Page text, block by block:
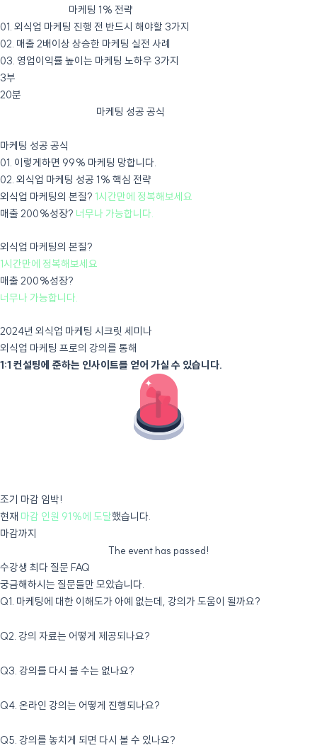
마케팅 1% 전략
01. 외식업 마케팅 진행 전 반드시 해야할 3가지
02. 매출 2배이상 상승한 마케팅 실전 사례
03. 영업이익률 높이는 마케팅 노하우 3가지
3부
20분
마케팅 성공 공식
마케팅 성공 공식
01. 이렇게하면 99% 마케팅 망합니다.
02. 외식업 마케팅 성공 1% 핵심 전략
외식업 마케팅의 본질? 1시간만에 정복해보세요
매출 200%성장? 너무나 가능합니다.
외식업 마케팅의 본질?
1시간만에 정복해보세요
매출 200%성장?
너무나 가능합니다.
2024년 외식업 마케팅 시크릿 세미나
외식업 마케팅 프로의 강의를 통해
1:1 컨설팅에 준하는 인사이트를 얻어 가실 수 있습니다.
조기 마감 임박!
현재 마감 인원 91%에 도달했습니다.
마감까지
The event has passed!
수강생 최다 질문 FAQ
궁금해하시는 질문들만 모았습니다.
Q1. 마케팅에 대한 이해도가 아예 없는데, 강의가 도움이 될까요?
마케팅 입문자도 쉽게 이해하실 수 있는 구성으로 준비했습니다.
Q2. 강의 자료는 어떻게 제공되나요?
입력해주신 메일을 통하여 강의 다음 날, 개별 발송됩니다.
Q3. 강의를 다시 볼 수는 없나요?
<외식업 마케팅 1% 성공 핵심전략> 강의는 이번 기회에만 진행됩니다!
연락처를 통하여 안내드리겠습니다.
Q4. 온라인 강의는 어떻게 진행되나요?
강의 당일 오전에 기재된 연락처를 통해 강의 접속 링크를 전달드릴
Q5. 강의를 놓치게 되면 다시 볼 수 있나요?